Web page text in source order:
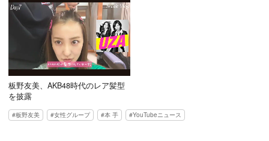
板野友美、AKB48時代のレア髪型
を披露
板野友美 女性グループ 本 手 YouTubeニュース